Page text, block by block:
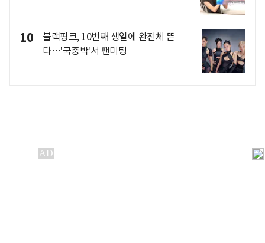
10
블랙핑크, 10번째 생일에 완전체 뜬
다…'국중박'서 팬미팅